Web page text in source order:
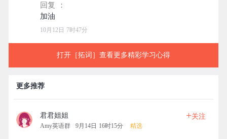
回复 ：
10月12日 7时47分
打开［拓词］查看更多精彩学习心得
更多推荐
君君姐姐
Amy英语群 9月14日 16时15分 精选
+关注